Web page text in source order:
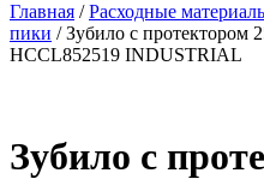
Главная /Расходные
пики / Зубило с протектором
HCCL852519 INDUSTRIAL
Зубило с